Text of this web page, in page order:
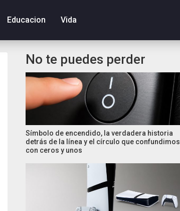
Educacion Vida
No te puedes perder
Símbolo de encendido, la verdadera historia
detrás de la línea y el círculo que confundimos
con ceros y unos